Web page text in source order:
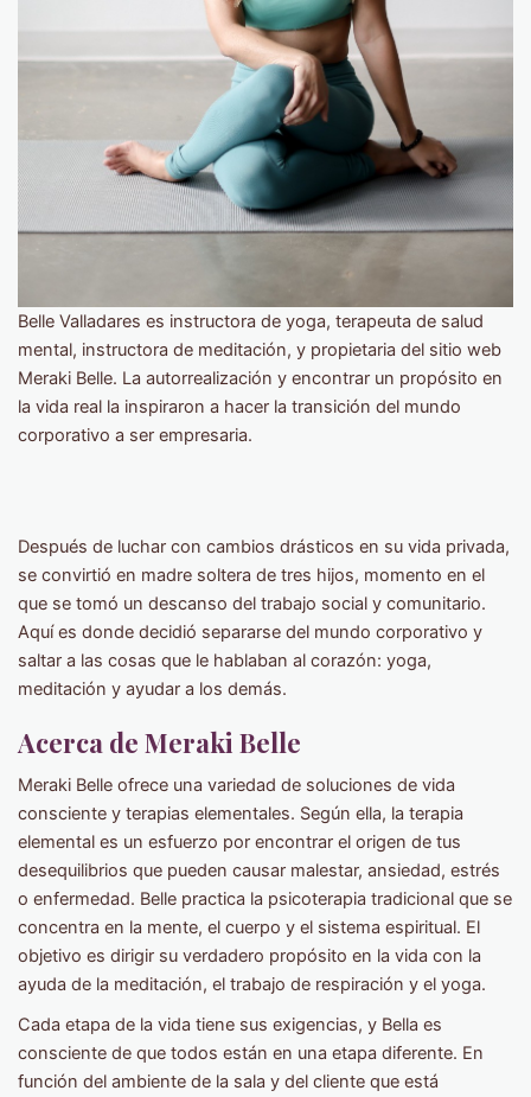
Belle Valladares es instructora de yoga, terapeuta de salud
mental, instructora de meditación, y propietaria del sitio web
Meraki Belle. La autorrealización y encontrar un propósito en
la vida real la inspiraron a hacer la transición del mundo
corporativo a ser empresaria.
Después de luchar con cambios drásticos en su vida privada,
se convirtió en madre soltera de tres hijos, momento en el
que se tomó un descanso del trabajo social y comunitario.
Aquí es donde decidió separarse del mundo corporativo y
saltar a las cosas que le hablaban al corazón: yoga,
meditación y ayudar a los demás.
Acerca de Meraki Belle
Meraki Belle ofrece una variedad de soluciones de vida
consciente y terapias elementales. Según ella, la terapia
elemental es un esfuerzo por encontrar el origen de tus
desequilibrios que pueden causar malestar, ansiedad, estrés
o enfermedad. Belle practica la psicoterapia tradicional que se
concentra en la mente, el cuerpo y el sistema espiritual. El
objetivo es dirigir su verdadero propósito en la vida con la
ayuda de la meditación, el trabajo de respiración y el yoga.
Cada etapa de la vida tiene sus exigencias, y Bella es
consciente de que todos están en una etapa diferente. En
función del ambiente de la sala y del cliente que está